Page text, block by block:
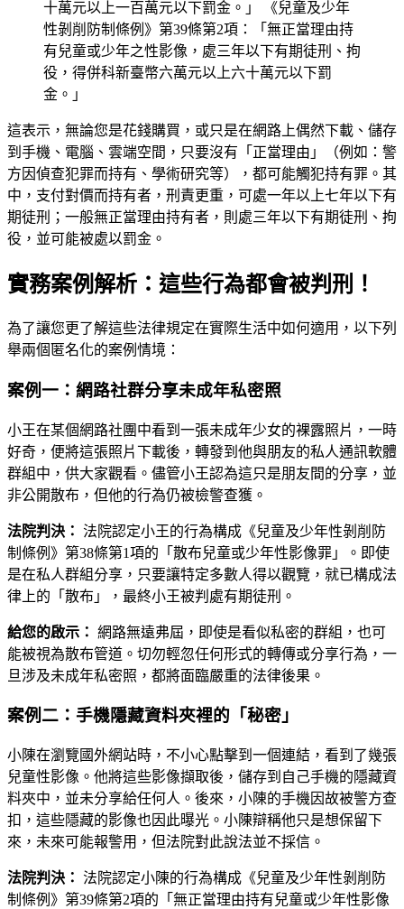
十萬元以上一百萬元以下罰金。」 《兒童及少年
性剝削防制條例》第39條第2項：「無正當理由持
有兒童或少年之性影像，處三年以下有期徒刑、拘
役，得併科新臺幣六萬元以上六十萬元以下罰
金。」
這表示，無論您是花錢購買，或只是在網路上偶然下載、儲存
到手機、電腦、雲端空間，只要沒有「正當理由」（例如：警
方因偵查犯罪而持有、學術研究等），都可能觸犯持有罪。其
中，支付對價而持有者，刑責更重，可處一年以上七年以下有
期徒刑；一般無正當理由持有者，則處三年以下有期徒刑、拘
役，並可能被處以罰金。
實務案例解析：這些行為都會被判刑！
為了讓您更了解這些法律規定在實際生活中如何適用，以下列
舉兩個匿名化的案例情境：
案例一：網路社群分享未成年私密照
小王在某個網路社團中看到一張未成年少女的裸露照片，一時
好奇，便將這張照片下載後，轉發到他與朋友的私人通訊軟體
群組中，供大家觀看。儘管小王認為這只是朋友間的分享，並
非公開散布，但他的行為仍被檢警查獲。
法院判決： 法院認定小王的行為構成《兒童及少年性剝削防
制條例》第38條第1項的「散布兒童或少年性影像罪」。即使
是在私人群組分享，只要讓特定多數人得以觀覽，就已構成法
律上的「散布」，最終小王被判處有期徒刑。
給您的啟示： 網路無遠弗屆，即使是看似私密的群組，也可
能被視為散布管道。切勿輕忽任何形式的轉傳或分享行為，一
旦涉及未成年私密照，都將面臨嚴重的法律後果。
案例二：手機隱藏資料夾裡的「秘密」
小陳在瀏覽國外網站時，不小心點擊到一個連結，看到了幾張
兒童性影像。他將這些影像擷取後，儲存到自己手機的隱藏資
料夾中，並未分享給任何人。後來，小陳的手機因故被警方查
扣，這些隱藏的影像也因此曝光。小陳辯稱他只是想保留下
來，未來可能報警用，但法院對此說法並不採信。
法院判決： 法院認定小陳的行為構成《兒童及少年性剝削防
制條例》第39條第2項的「無正當理由持有兒童或少年性影像